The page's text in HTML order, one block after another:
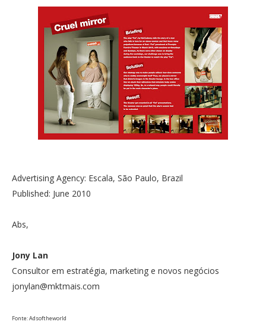
Advertising Agency: Escala, São Paulo, Brazil
Published: June 2010
Abs,
Jony Lan
Consultor em estratégia, marketing e novos negócios
jonylan@mktmais.com
Fonte: Adsoftheworld